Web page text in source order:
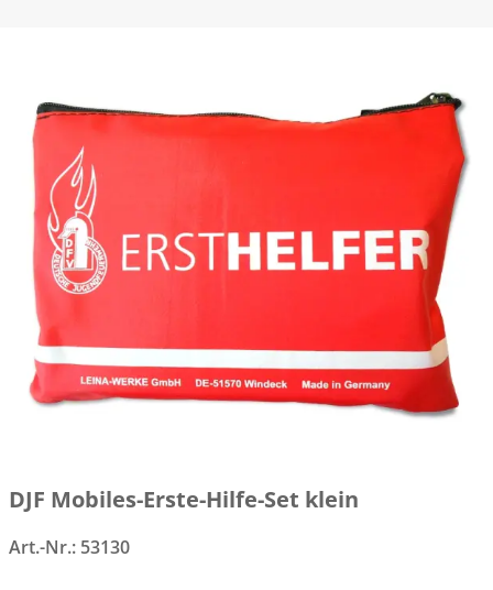
DJF Mobiles-Erste-Hilfe-Set klein
Art.-Nr.: 53130